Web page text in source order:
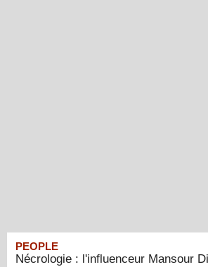
PEOPLE
Nécrologie : l'influenceur Mansour